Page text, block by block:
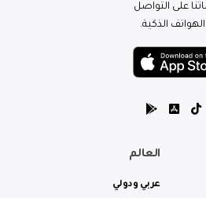
على التواصل
الذكية.
العالم
عربي ودولي